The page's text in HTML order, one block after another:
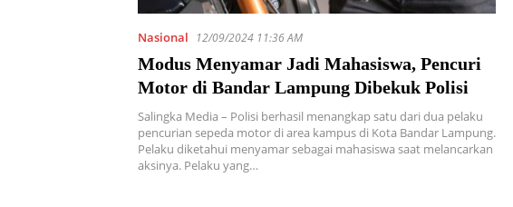
Nasional 12/09/2024 11:36 AM
Modus Menyamar Jadi Mahasiswa, Pencuri
Motor di Bandar Lampung Dibekuk Polisi
Salingka Media – Polisi berhasil menangkap satu dari dua pelaku
pencurian sepeda motor di area kampus di Kota Bandar Lampung.
Pelaku diketahui menyamar sebagai mahasiswa saat melancarkan
aksinya. Pelaku yang…